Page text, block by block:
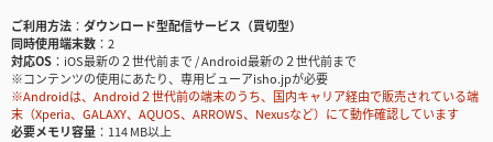
ご利用方法
ダウンロード型配信サービス（買切型）
同時使用端末数
2
対応OS
iOS最新の２世代前まで / Android最新の２世代前まで
※コンテンツの使用にあたり、専用ビューアisho.jpが必要
※Androidは、Android２世代前の端末のうち、国内キャリア経由で販売されている端
末（Xperia、GALAXY、AQUOS、ARROWS、Nexusなど）にて動作確認しています
必要メモリ容量
114 MB以上